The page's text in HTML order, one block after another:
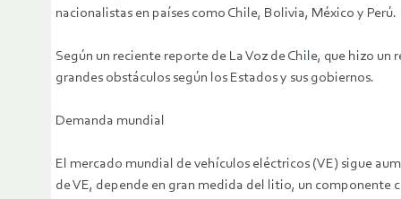
nacionalistas en países como Chile, Bolivia, México y Perú.
Según un reciente reporte de La Voz de Chile, que hizo
grandes obstáculos según los Estados y sus gobiernos.
Demanda mundial
El mercado mundial de vehículos eléctricos (VE) sigue
de VE, depende en gran medida del litio, un componente